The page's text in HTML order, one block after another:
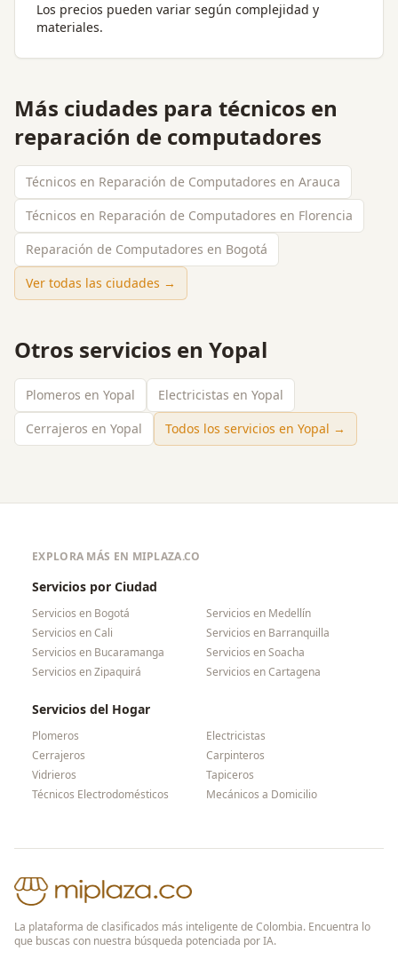
Los precios pueden variar según complejidad y
materiales.
Más ciudades para técnicos en
reparación de computadores
Técnicos en Reparación de Computadores en Arauca
Técnicos en Reparación de Computadores en Florencia
Reparación de Computadores en Bogotá
Ver todas las ciudades →
Otros servicios en Yopal
Plomeros en Yopal
Electricistas en Yopal
Cerrajeros en Yopal
Todos los servicios en Yopal →
EXPLORA MÁS EN MIPLAZA.CO
Servicios por Ciudad
Servicios en Bogotá Servicios en Medellín
Servicios enCali Servicios en Barranquilla
Servicios en Bucaramanga Servicios enSoacha
Servicios enZipaquirá Servicios enCartagena
Servicios del Hogar
Plomeros
Electricistas
Cerrajeros
Carpinteros
Vidrieros
Tapiceros
Técnicos Electrodomésticos
Mecánicos a Domicilio
La plataforma de clasificados más inteligente de Colombia. Encuentra lo
que buscas con nuestra búsqueda potenciada por IA.